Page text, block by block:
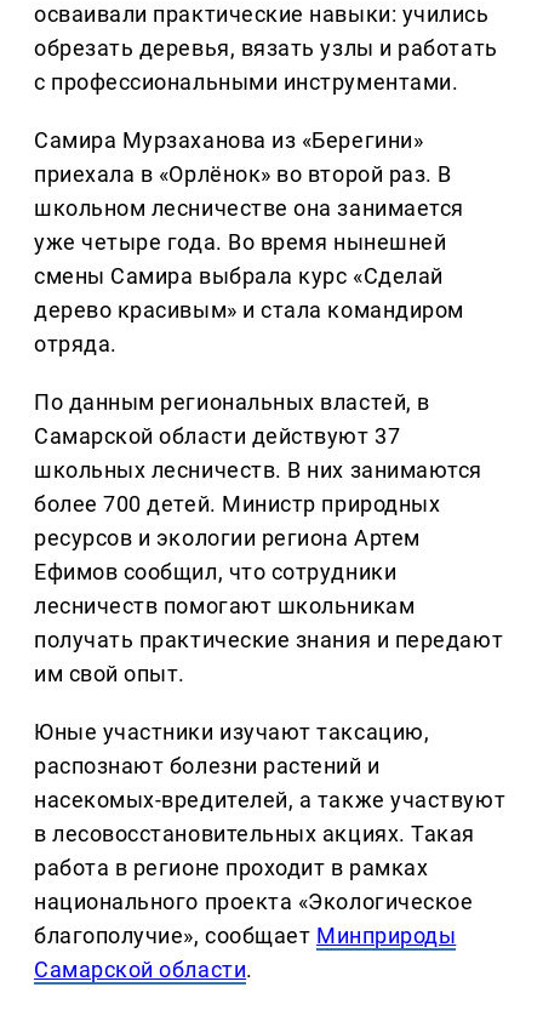
осваивали практические навыки: учились
обрезать деревья, вязать узлы и работать
с профессиональными инструментами.
Самира Мурзаханова из «Берегини»
приехала в «Орлёнок» во второй раз. В
школьном лесничестве она занимается
уже четыре года. Во время нынешней
смены Самира выбрала курс «Сделай
дерево красивым» и стала командиром
отряда.
По данным региональных властей, в
Самарской области действуют 37
школьных лесничеств. В них занимаются
более 700 детей. Министр природных
ресурсов и экологии региона Артем
Ефимов сообщил, что сотрудники
лесничеств помогают школьникам
получать практические знания и передают
им свой опыт.
Юные участники изучают таксацию,
распознают болезни растений и
насекомых-вредителей, а также участвуют
в лесовосстановительных акциях. Такая
работа в регионе проходит в рамках
национального проекта «Экологическое
благополучие», сообщает Минприроды
Самарской области.